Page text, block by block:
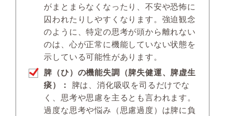
がまとまらなくなったり、不安や恐怖に
囚われたりしやすくなります。強迫観念
のように、特定の思考が頭から離れない
のは、心が正常に機能していない状態を
示している可能性があります。
脾（ひ）の機能失調（脾失健運、脾虚生
痰）： 脾は、消化吸収を司るだけでな
く、思考や思慮を主るとも言われます。
過度な思考や悩み（思慮過度）は脾に負